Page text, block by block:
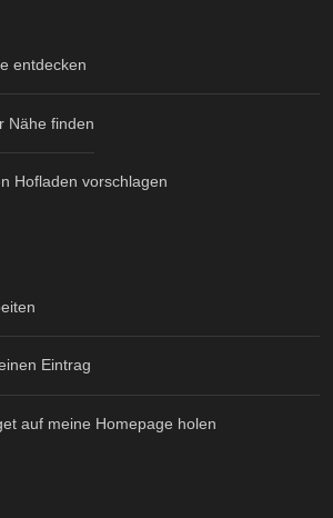
entdecken
Nähe finden
Hofladen vorschlagen
Eintrag
auf meine Homepage holen